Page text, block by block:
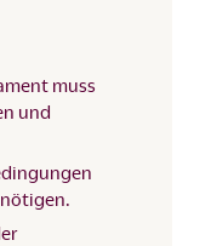
muss
und